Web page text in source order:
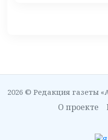
2026 © Редакция газеты
О проекте